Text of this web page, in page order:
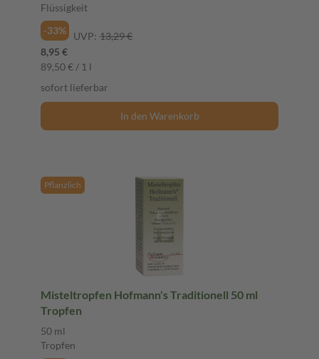
Flüssigkeit
-33%
UVP: 13,29 €
8,95 €
89,50 € / 1 l
sofort lieferbar
In den Warenkorb
Pflanzlich
Misteltropfen Hofmann's Traditionell 50 ml
Tropfen
50 ml
Tropfen